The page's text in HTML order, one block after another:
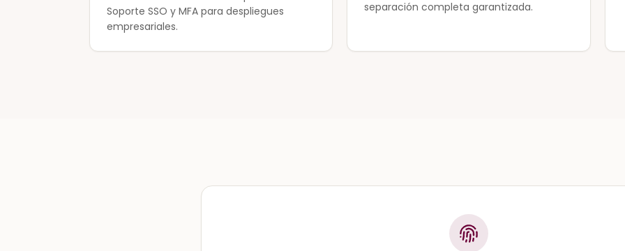
Soporte SSO y MFA para despliegues
empresariales.
separación completa garantizada.